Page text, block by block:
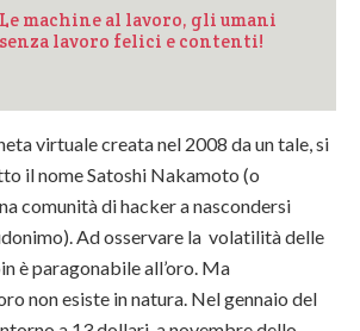
Le machine al lavoro, gli umani
senza lavoro felici e contenti!
virtuale creata nel 2008 da un tale, si
il nome Satoshi Nakamoto (o
comunità di hacker a nascondersi
Ad osservare la volatilità delle
è paragonabile all’oro. Ma
non esiste in natura. Nel gennaio del